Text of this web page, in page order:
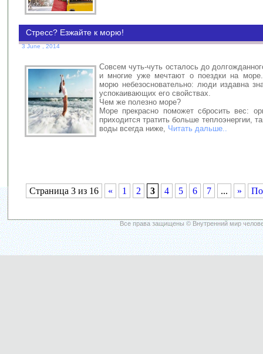
Стресс? Езжайте к морю!
3 June , 2014
Совсем чуть-чуть осталось до
и многие уже мечтают о поездки на
морю небезосновательно: люди издавна
успокаивающих его свойствах.
Чем же полезно море?
Море прекрасно поможет сбросить вес:
приходится тратить больше теплоэнергии,
воды всегда ниже, Читать дальше..
Страница 3 из 16 « 1 2 3 4 5 6 7 ... »
Все права защищены © Внутренний мир